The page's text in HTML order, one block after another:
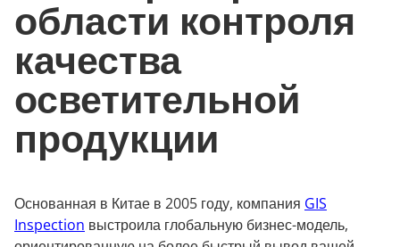
области контроля
качества
осветительной
продукции
Основанная в Китае в 2005 году, компания GIS
Inspection выстроила глобальную бизнес-модель,